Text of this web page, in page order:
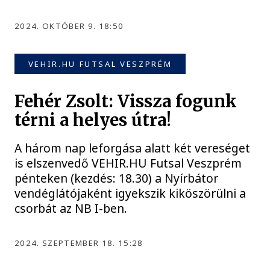
2024. OKTÓBER 9. 18:50
VEHIR.HU FUTSAL VESZPRÉM
Fehér Zsolt: Vissza fogunk
térni a helyes útra!
A három nap leforgása alatt két vereséget
is elszenvedő VEHIR.HU Futsal Veszprém
pénteken (kezdés: 18.30) a Nyírbátor
vendéglátójaként igyekszik kiköszörülni a
csorbát az NB I-ben.
2024. SZEPTEMBER 18. 15:28